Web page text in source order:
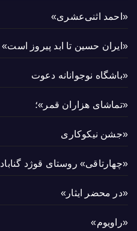
«احمد اثنی‌عشری»
«ایران حسین تا ابد پیروز است»
«باشگاه نوجوانانه دعوت
«تماشای هزاران قمر»؛
«جشن نیکوکاری
«چهارتاقی» روستای قوژد گناباد
«در محضر ایثار»
«راویوم»